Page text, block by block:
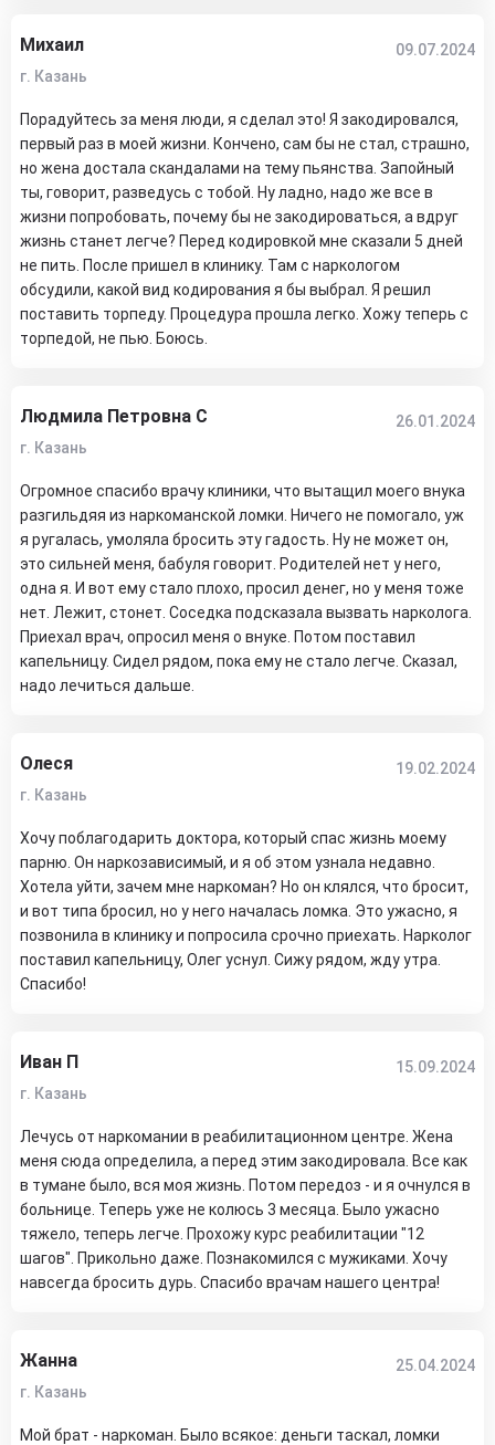
Михаил
г. Казань
09.07.2024
Порадуйтесь за меня люди, я сделал это! Я закодировался,
первый раз в моей жизни. Кончено, сам бы не стал, страшно,
но жена достала скандалами на тему пьянства. Запойный
ты, говорит, разведусь с тобой. Ну ладно, надо же все в
жизни попробовать, почему бы не закодироваться, а вдруг
жизнь станет легче? Перед кодировкой мне сказали 5 дней
не пить. После пришел в клинику. Там с наркологом
обсудили, какой вид кодирования я бы выбрал. Я решил
поставить торпеду. Процедура прошла легко. Хожу теперь с
торпедой, не пью. Боюсь.
Людмила Петровна С
г. Казань
26.01.2024
Огромное спасибо врачу клиники, что вытащил моего внука
разгильдяя из наркоманской ломки. Ничего не помогало, уж
я ругалась, умоляла бросить эту гадость. Ну не может он,
это сильней меня, бабуля говорит. Родителей нет у него,
одна я. И вот ему стало плохо, просил денег, но у меня тоже
нет. Лежит, стонет. Соседка подсказала вызвать нарколога.
Приехал врач, опросил меня о внуке. Потом поставил
капельницу. Сидел рядом, пока ему не стало легче. Сказал,
надо лечиться дальше.
Олеся
г. Казань
19.02.2024
Хочу поблагодарить доктора, который спас жизнь моему
парню. Он наркозависимый, и я об этом узнала недавно.
Хотела уйти, зачем мне наркоман? Но он клялся, что бросит,
и вот типа бросил, но у него началась ломка. Это ужасно, я
позвонила в клинику и попросила срочно приехать. Нарколог
поставил капельницу, Олег уснул. Сижу рядом, жду утра.
Спасибо!
Иван П
г. Казань
15.09.2024
Лечусь от наркомании в реабилитационном центре. Жена
меня сюда определила, а перед этим закодировала. Все как
в тумане было, вся моя жизнь. Потом передоз - и я очнулся в
больнице. Теперь уже не колюсь 3 месяца. Было ужасно
тяжело, теперь легче. Прохожу курс реабилитации "12
шагов". Прикольно даже. Познакомился с мужиками. Хочу
навсегда бросить дурь. Спасибо врачам нашего центра!
Жанна
г. Казань
25.04.2024
Мой брат - наркоман. Было всякое: деньги таскал, ломки